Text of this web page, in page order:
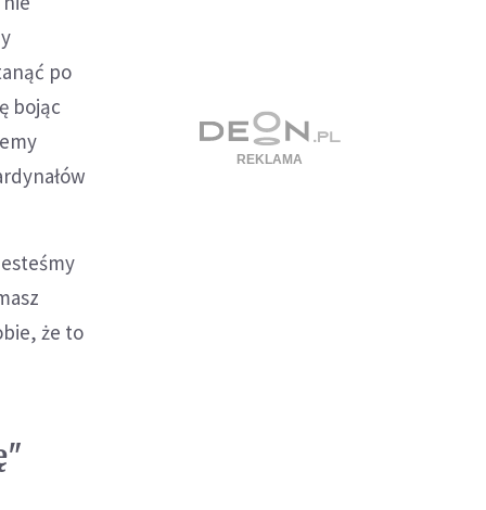
po
bojąc
że to